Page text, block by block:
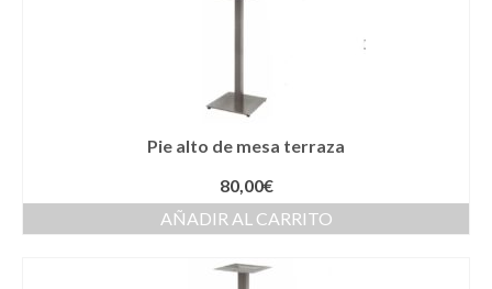
Pie alto de mesa terraza
80,00€
AÑADIR AL CARRITO